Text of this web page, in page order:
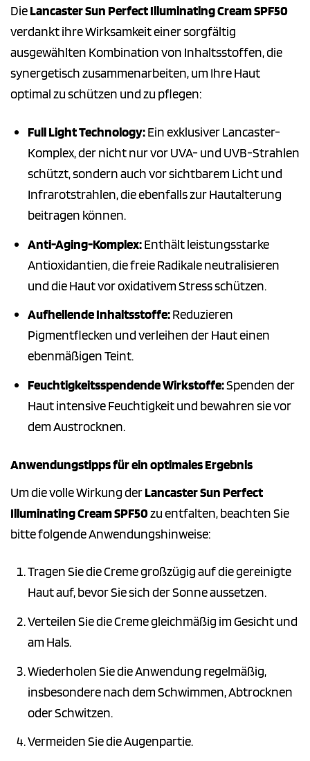
DieLancaster Sun Perfect Illuminating Cream SPF50
verdankt ihre Wirksamkeit einer sorgfältig
ausgewählten Kombination von Inhaltsstoffen, die
synergetisch zusammenarbeiten, um Ihre Haut
optimal zu schützen und zu pflegen:
Full Light Technology:Ein exklusiver Lancaster-
Komplex, der nicht nur vor UVA- und UVB-Strahlen
schützt, sondern auch vor sichtbarem Licht und
Infrarotstrahlen, die ebenfalls zur Hautalterung
beitragen können.
Anti-Aging-Komplex:Enthält leistungsstarke
Antioxidantien, die freie Radikale neutralisieren
und die Haut vor oxidativem Stress schützen.
Aufhellende Inhaltsstoffe:Reduzieren
Pigmentflecken und verleihen der Haut einen
ebenmäßigen Teint.
Feuchtigkeitsspendende Wirkstoffe:Spenden der
Haut intensive Feuchtigkeit und bewahren sie vor
dem Austrocknen.
Anwendungstipps für ein optimales Ergebnis
Um die volle Wirkung derLancaster Sun Perfect
Illuminating Cream SPF50zu entfalten, beachten Sie
bitte folgende Anwendungshinweise:
Tragen Sie die Creme großzügig auf die gereinigte
Haut auf, bevor Sie sich der Sonne aussetzen.
Verteilen Sie die Creme gleichmäßig im Gesicht und
am Hals.
Wiederholen Sie die Anwendung regelmäßig,
insbesondere nach dem Schwimmen, Abtrocknen
oder Schwitzen.
Vermeiden Sie die Augenpartie.